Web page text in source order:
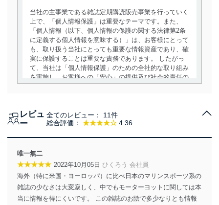
当社の主事業である雑誌定期購読販売事業を行っていく
上で、「個人情報保護」は重要なテーマです。また、
「個人情報（以下、個人情報の保護の関する法律第2条
に定義する個人情報を意味する）」は、お客様にとって
も、取り扱う当社にとっても重要な情報資産であり、確
実に保護することは重要な責務であります。 したがっ
て、当社は「個人情報保護」のための全社的な取り組み
を実施し、お客様への「安心」の提供及び社会的責任の
当社は、個人情報の取得・利用・提供に際して、その利
得・利用・提供を行います。また、当社が保有している
供・開示は行いません。当社においてはこれらの取り組
みを確実にするため、従業者等の教育を徹底してまいり
ます。また、目的外利用を行わないために、適切な管理
措置を講じます。
レビュ
ー
総合評価： ★★★★☆ 4.36
全てのレビュー： 11件
唯一無二
★★★★★ 2022年10月05日 ひくろう 会社員
海外（特に米国・ヨーロッパ）に比べ日本のマリンスポーツ系の
雑誌の少なさは大変寂しく、中でもモーターヨットに関しては本
当に情報を得にくいです。 この雑誌のお陰で多少なりとも情報